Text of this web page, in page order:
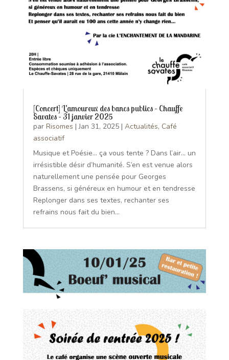
[Concert] L’amoureux des bancs publics – Chauffe
Savates – 31 janvier 2025
par Risomes |Jan 31, 2025| Actualités, Café
associatif
Musique et Poésie... ça vous tente ? Dans l’air... un
irrésistible désir d’humanité. S’en est venue alors
naturellement une pensée pour Georges
Brassens, si généreux en humour et en tendresse
Replonger dans ses textes, rechanter ses
refrains nous fait du bien...